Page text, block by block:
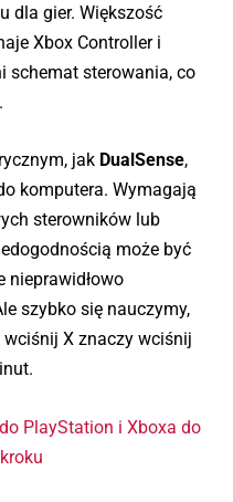
dla gier. Większość
Xbox Controller i
schemat sterowania, co
jak DualSense,
komputera. Wymagają
sterowników lub
może być
nieprawidłowo
szybko się nauczymy,
X znaczy wciśnij
PlayStation i Xboxa do